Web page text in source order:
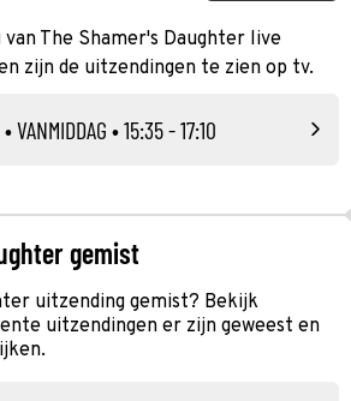
The Shamer's Daughter live
zijn de uitzendingen te zien op tv.
•VANMIDDAG • 15:35 - 17:10
gemist
uitzending gemist? Bekijk
uitzendingen er zijn geweest en